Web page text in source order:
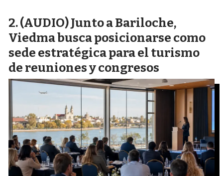
(AUDIO) Junto a Bariloche,
Viedma busca posicionarse como
sede estratégica para el turismo
de reuniones y congresos